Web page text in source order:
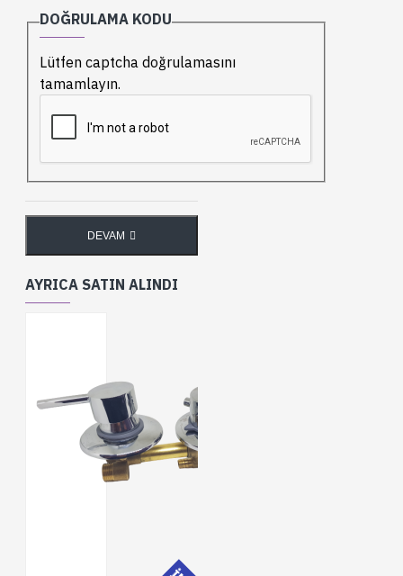
DOĞRULAMA KODU
Lütfen captcha doğrulamasını
tamamlayın.
DEVAM
AYRICA SATIN ALINDI